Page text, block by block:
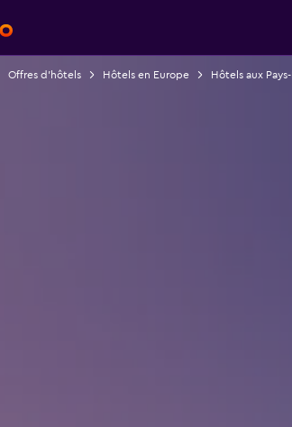
Offres d’hôtels Hôtels en Europe Hôtels aux Pays-